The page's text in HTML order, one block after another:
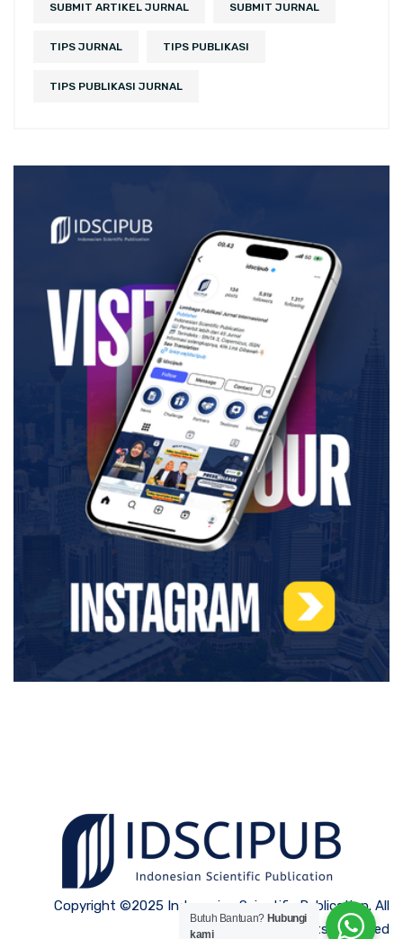
SUBMIT ARTIKEL JURNAL SUBMIT JURNAL
TIPS JURNAL TIPS PUBLIKASI
TIPS PUBLIKASI JURNAL
Copyright ©2025 Indonesian Scientific Publication. All
Rights Reserved
Butuh Bantuan? Hubungi
kami